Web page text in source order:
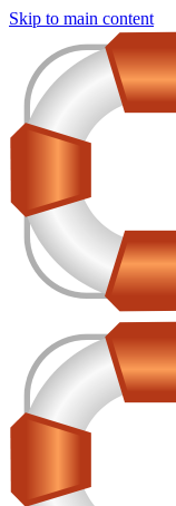
Skip to main content